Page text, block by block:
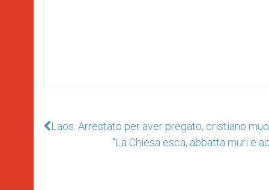
Laos. Arrestato per aver pregato, cristiano
"La Chiesa esca, abbatta muri e